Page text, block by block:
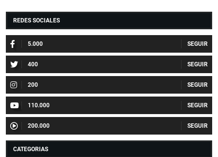
REDES SOCIALES
5.000
400
200
110.000
200.000
CATEGORIAS